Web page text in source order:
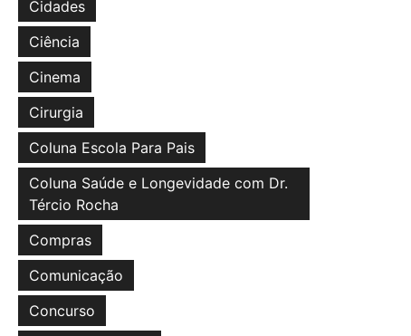
Cidades
Ciência
Cinema
Cirurgia
Coluna Escola Para Pais
Coluna Saúde e Longevidade com Dr.
Tércio Rocha
Compras
Comunicação
Concurso